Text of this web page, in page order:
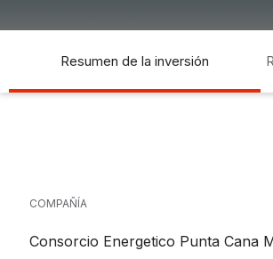
Resumen de la inversión
COMPAÑÍA
Consorcio Energetico Punta Cana